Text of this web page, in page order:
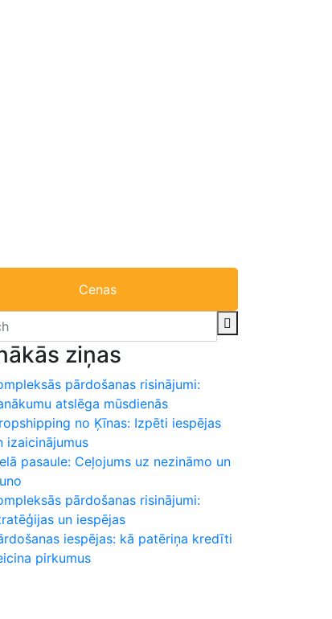
Cenas
ziņas
pārdošanas risinājumi:
atslēga mūsdienās
no Ķīnas: Izpēti iespējas
izaicinājumus
pasaule: Ceļojums uz nezināmo un
pārdošanas risinājumi:
un iespējas
iespējas: kā patēriņa kredīti
pirkumus